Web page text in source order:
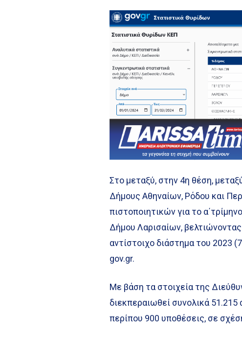
Στο μεταξύ, στην 4η θέση,
Δήμους Αθηναίων, Ρόδου και
πιστοποιητικών για το
Δήμου Λαρισαίων,
αντίστοιχο διάστημα του 2023
gov.gr.
Με βάση τα στοιχεία της
διεκπεραιωθεί συνολικά
περίπου 900 υποθέσεις, σε